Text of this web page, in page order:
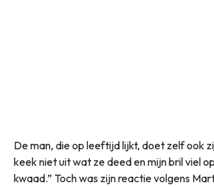
De man, die op leeftijd lijkt, doet zelf ook
keek niet uit wat ze deed en mijn bril viel
kwaad.” Toch was zijn reactie volgens